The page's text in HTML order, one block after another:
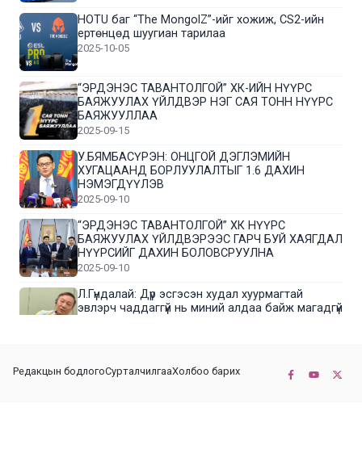
HOTU баг “The MongolZ”-ийг хожиж, CS2-ийн
ертөнцөд шуугиан тарилаа
2025-10-05
“ЭРДЭНЭС ТАВАНТОЛГОЙ” ХК-ИЙН НҮҮРС
БАЯЖУУЛАХ ҮЙЛДВЭР НЭГ САЯ ТОНН НҮҮРС
БАЯЖУУЛЛАА
2025-09-15
У.БЯМБАСҮРЭН: ОНЦГОЙ ДЭГЛЭМИЙН
ХУГАЦААНД БОРЛУУЛАЛТЫГ 1.6 ДАХИН
НЭМЭГДҮҮЛЭВ
2025-09-10
“ЭРДЭНЭС ТАВАНТОЛГОЙ” ХК НҮҮРС
БАЯЖУУЛАХ ҮЙЛДВЭРЭЭС ГАРЧ БУЙ ХАЯГДАЛ
НҮҮРСИЙГ ДАХИН БОЛОВСРУУЛНА
2025-09-10
Л.Гүндалай: Дүр эсгэсэн худал хуурмагтай
эвлэрч чаддаггүй нь миний алдаа байж магадгүй
БАГИЙН ИРГЭДИЙН ТӨЛӨӨЛӨЛ НҮҮРС
Редакцын бодлогоСурталчилгааХолбоо барих